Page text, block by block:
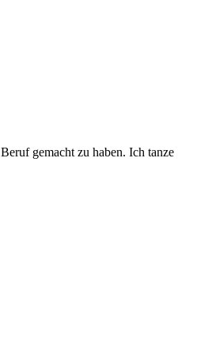
gemacht zu haben. Ich tanze